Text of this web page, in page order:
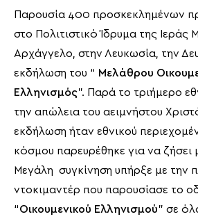
Παρουσία 400 προσκεκλημένων
στο Πολιτιστικό Ίδρυμα της Ιεράς
Αρχάγγελο, στην Λευκωσία, την
εκδήλωση του “ Μελάθρου
Ελληνισμός”. Παρά το τριήμερο
την απώλεια του αειμνήστου
εκδήλωση ήταν εθνικού
κόσμου παρευρέθηκε για να ζήσει
Μεγάλη συγκίνηση υπήρξε με την
ντοκιμαντέρ που παρουσίασε το
“Οικουμενικού Ελληνισμού” σε